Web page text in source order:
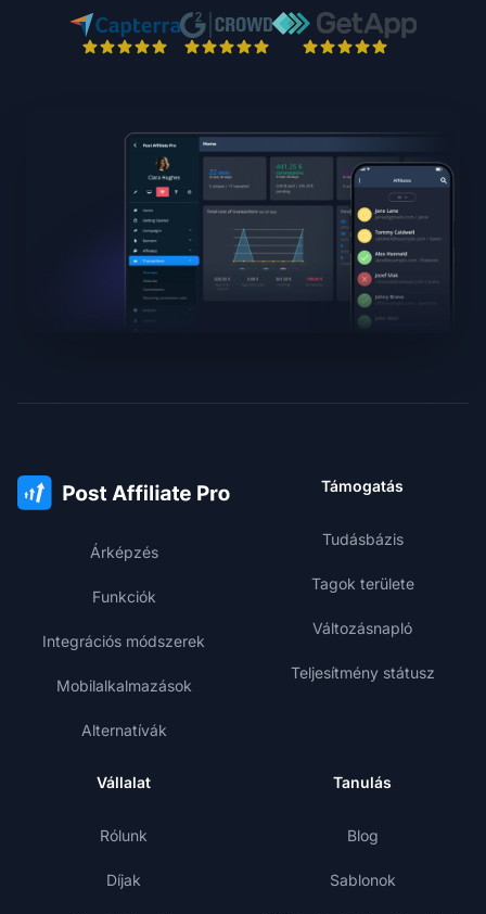
Árképzés
Funkciók
Integrációs módszerek
Mobilalkalmazások
Alternatívák
Támogatás
Tudásbázis
Tagok területe
Változásnapló
Teljesítmény státusz
Vállalat
Rólunk
Díjak
Tanulás
Blog
Sablonok